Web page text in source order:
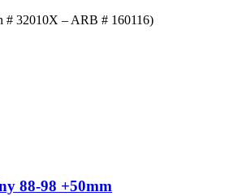
# 32010X – ARB # 160116)
88-98 +50mm